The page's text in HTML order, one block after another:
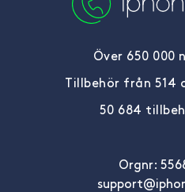
Över 650 000
Tillbehör från 514
50 684
Orgnr: